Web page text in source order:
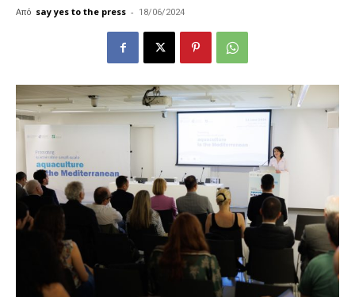
Από say yes to the press - 18/06/2024